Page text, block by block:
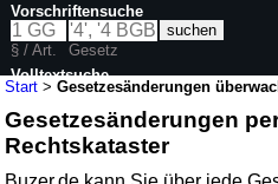
Start >Gesetzesänderungen
Gesetzesänderungen
Rechtskataster
Vorschriftensuche
§ / Art.
Gesetz
Volltextsuche